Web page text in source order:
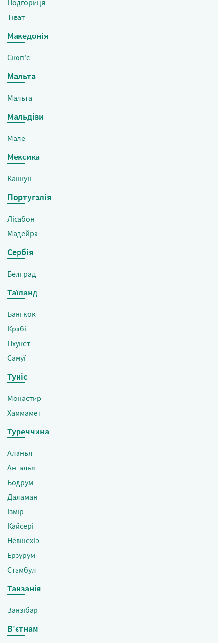
Подгориця
Тіват
Македонія
Скоп'є
Мальта
Мальта
Мальдіви
Мале
Мексика
Канкун
Португалія
Лісабон
Мадейра
Сербія
Белград
Таїланд
Бангкок
Крабі
Пхукет
Самуї
Туніс
Монастир
Хаммамет
Туреччина
Аланья
Анталья
Бодрум
Даламан
Ізмір
Кайсері
Невшехір
Ерзурум
Стамбул
Танзанія
Занзібар
В'єтнам